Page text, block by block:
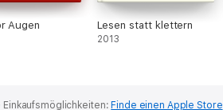
Augen Lesen statt klettern
2013
Einkaufsmöglichkeiten: Finde einen Apple Store